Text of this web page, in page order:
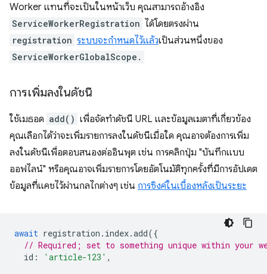
Worker แทนที่จะเป็นในหน้าเว็บ คุณสามารถอ้างอิง
ServiceWorkerRegistration ได้โดยตรงผ่าน
registration ระบบจะกําหนดไว้แล้วเป็นส่วนหนึ่งของ
ServiceWorkerGlobalScope.
การเพิ่มลงในดัชนี
ใช้เมธอด add() เพื่อจัดทำดัชนี URL และข้อมูลเมตาที่เกี่ยวข้อง
คุณเลือกได้ว่าจะเพิ่มรายการลงในดัชนีเมื่อใด คุณอาจต้องการเพิ่ม
ลงในดัชนีเพื่อตอบสนองต่ออินพุต เช่น การคลิกปุ่ม "บันทึกแบบ
ออฟไลน์" หรือคุณอาจเพิ่มรายการโดยอัตโนมัติทุกครั้งที่มีการอัปเดต
ข้อมูลที่แคชไว้ผ่านกลไกต่างๆ เช่น การซิงค์ในเบื้องหลังเป็นระยะ
await registration . index.add({
// Required; set to something unique within your
id : 'article-123' ,